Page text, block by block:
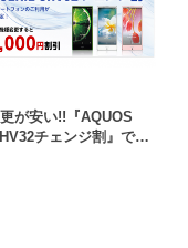
が安い!!『AQUOS
チェンジ割』で…